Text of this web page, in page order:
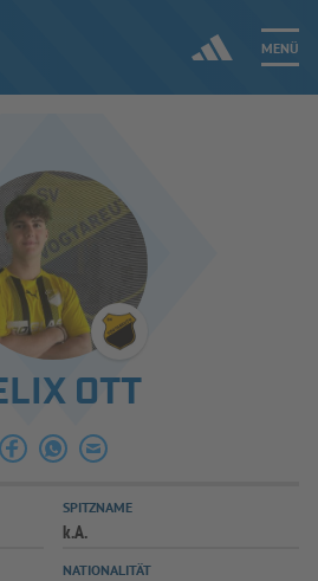
MENÜ
SPIELPLUS
OTT
SPITZNAME
k.A.
NATIONALITÄT